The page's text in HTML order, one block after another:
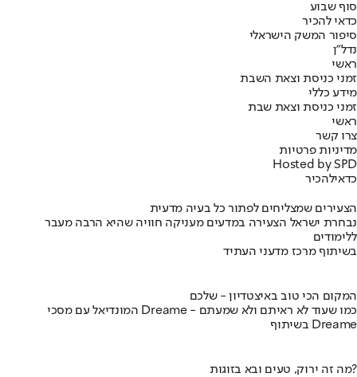
סוף שבוע
כדאי להכיר
סיפור המשק הישראלי
נדל"ן
ראשי
זמני כניסת וצאת השבת
מידע כללי
זמני כניסת וצאת שבת
ראשי
צרו קשר
מדיניות פרטיות
Hosted by SPD
כדאילהכיר
הצעירים שמצליחים לפתור כל בעיה מדעית
נבחרת ישראל הצעירה במדעים מעניקה חוויה שהיא הרבה מעבר
ללימודים
בשיתוף מרכז מדעני העתיד
המקום הכי טוב באיצטדיון - שלכם
המונדיאל עם מסכי Dreame - כמו שעוד לא ראיתם ולא שמעתם
בשיתוף Dreame
מה זה ירוק, טעים ובא בזוגות?